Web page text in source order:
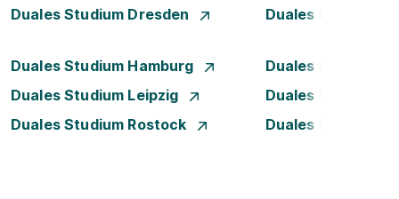
Duales Studium Dresden
Duales Studium
Duales Studium Hamburg
Duales Studium
Duales Studium Leipzig
Duales Studium
Duales Studium Rostock
Duales Studium